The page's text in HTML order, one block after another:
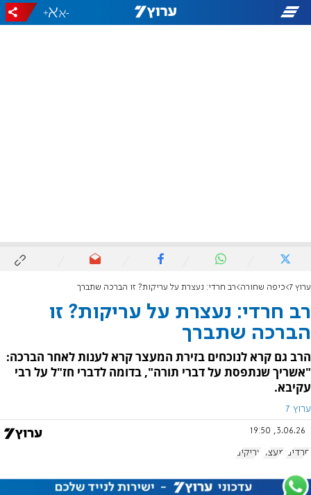
-
+
ערוץ 7 כיפה שחורה רב חרדי: נעצרת על עריקות? זו הברכה שתברך
רב חרדי: נעצרת על עריקות? זו
הברכה שתברך
הרב גם קרא לנוכחים בזירת המעצר קרא לענות לאחר הברכה:
"אשריך שנתפסת על דברי תורה", בדומה לדברי חז"ל על רבי
עקיבא.
ערוץ 7
3.06.26, 19:50
חרדים מעצר עריקים